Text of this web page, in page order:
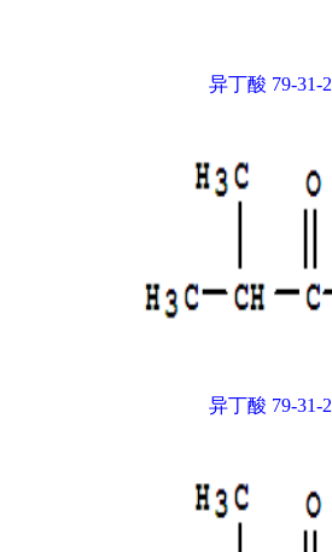
异丁酸 79-31-2
异丁酸 79-31-2